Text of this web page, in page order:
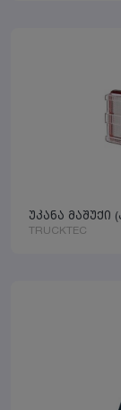
უკანა მაშუქი
TRUCKTEC